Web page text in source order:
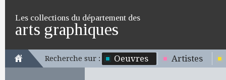
Les collections du département des
arts graphiques
Recherche sur : Oeuvres Artistes